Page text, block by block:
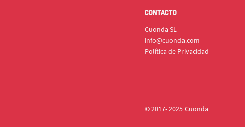
CONTACTO
Cuonda SL
info@cuonda.com
Política de Privacidad
© 2017- 2025 Cuonda